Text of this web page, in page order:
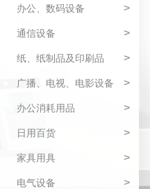
办公、数码设备 >
通信设备 >
纸、纸制品及印刷品 >
广播、电视、电影设备 >
办公消耗用品 >
日用百货 >
家具用具 >
电气设备 >